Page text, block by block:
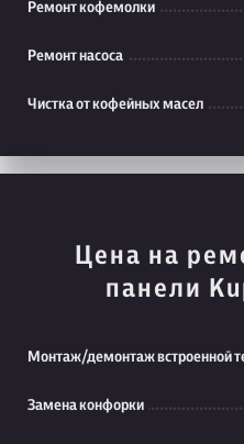
Ремонт кофемолки
Ремонт насоса
Чистка от кофейных масел
Цена на
панели
Монтаж/демонтаж встроенной
Замена конфорки